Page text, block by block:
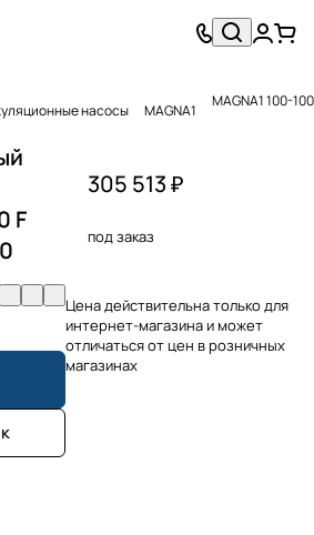
насосы MAGNA1 MAGNA1 100-
F
305 513 ₽
под заказ
Цена действительна только для
интернет-магазина и может
отличаться от цен в розничных
магазинах